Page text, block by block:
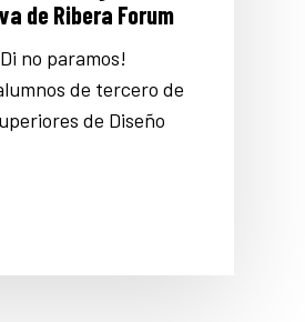
de Ribera Forum
no paramos!
de tercero de
de Diseño